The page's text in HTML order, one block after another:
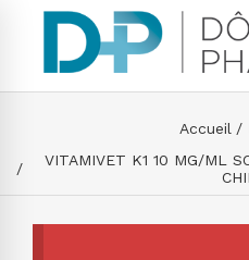
Accueil
VITAMIVET K1 10 MG/ML